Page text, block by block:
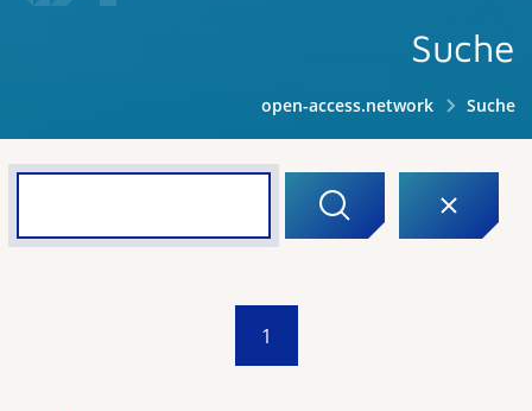
Suche
open-access.network Suche
1